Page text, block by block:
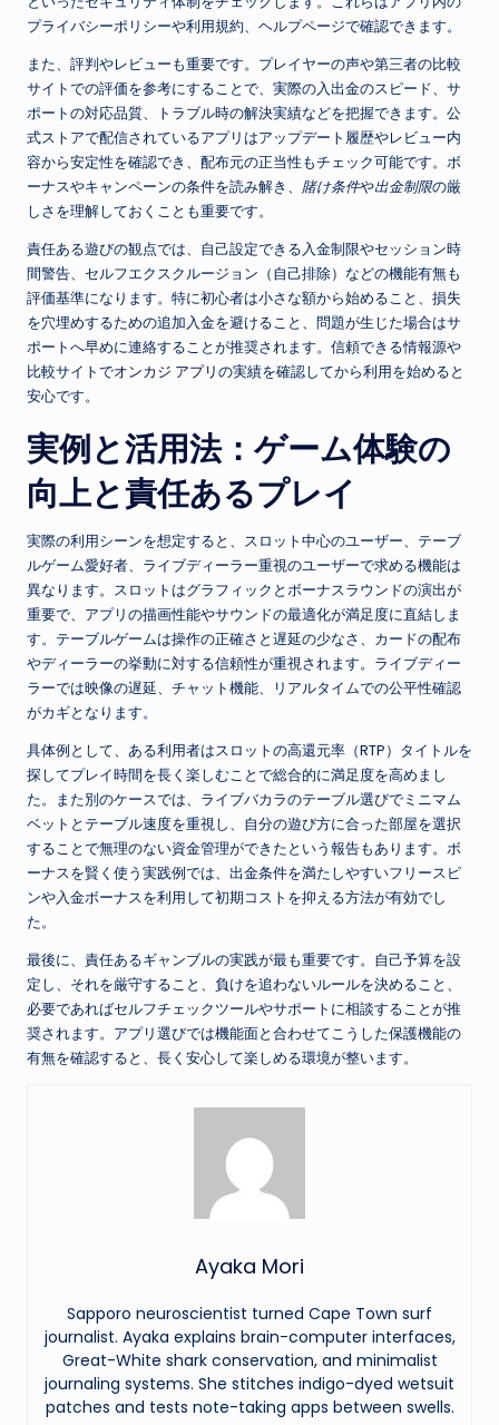
プライバシーポリシーや利用規約、ヘルプページで確認できます。
また、評判やレビューも重要です。プレイヤーの声や第三者の比較
サイトでの評価を参考にすることで、実際の入出金のスピード、サ
ポートの対応品質、トラブル時の解決実績などを把握できます。公
式ストアで配信されているアプリはアップデート履歴やレビュー内
容から安定性を確認でき、配布元の正当性もチェック可能です。ボ
ーナスやキャンペーンの条件を読み解き、 賭け条件や出金制限の厳
しさを理解しておくことも重要です。
責任ある遊びの観点では、自己設定できる入金制限やセッション時
間警告、セルフエクスクルージョン（自己排除）などの機能有無も
評価基準になります。特に初心者は小さな額から始めること、損失
を穴埋めするための追加入金を避けること、問題が生じた場合はサ
ポートへ早めに連絡することが推奨されます。信頼できる情報源や
比較サイトでオンカジ アプリの実績を確認してから利用を始めると
安心です。
実例と活用法：ゲーム体験の
向上と責任あるプレイ
実際の利用シーンを想定すると、スロット中心のユーザー、テーブ
ルゲーム愛好者、ライブディーラー重視のユーザーで求める機能は
異なります。スロットはグラフィックとボーナスラウンドの演出が
重要で、アプリの描画性能やサウンドの最適化が満足度に直結しま
す。テーブルゲームは操作の正確さと遅延の少なさ、カードの配布
やディーラーの挙動に対する信頼性が重視されます。ライブディー
ラーでは映像の遅延、チャット機能、リアルタイムでの公平性確認
がカギとなります。
具体例として、ある利用者はスロットの高還元率（RTP）タイトルを
探してプレイ時間を長く楽しむことで総合的に満足度を高めまし
た。また別のケースでは、ライブバカラのテーブル選びでミニマム
ベットとテーブル速度を重視し、自分の遊び方に合った部屋を選択
することで無理のない資金管理ができたという報告もあります。ボ
ーナスを賢く使う実践例では、出金条件を満たしやすいフリースピ
ンや入金ボーナスを利用して初期コストを抑える方法が有効でし
た。
最後に、責任あるギャンブルの実践が最も重要です。自己予算を設
定し、それを厳守すること、負けを追わないルールを決めること、
必要であればセルフチェックツールやサポートに相談することが推
奨されます。アプリ選びでは機能面と合わせてこうした保護機能の
有無を確認すると、長く安心して楽しめる環境が整います。
Ayaka Mori
Sapporo neuroscientist turned Cape Town surf
journalist. Ayaka explains brain-computer interfaces,
Great-White shark conservation, and minimalist
journaling systems. She stitches indigo-dyed wetsuit
patches and tests note-taking apps between swells.